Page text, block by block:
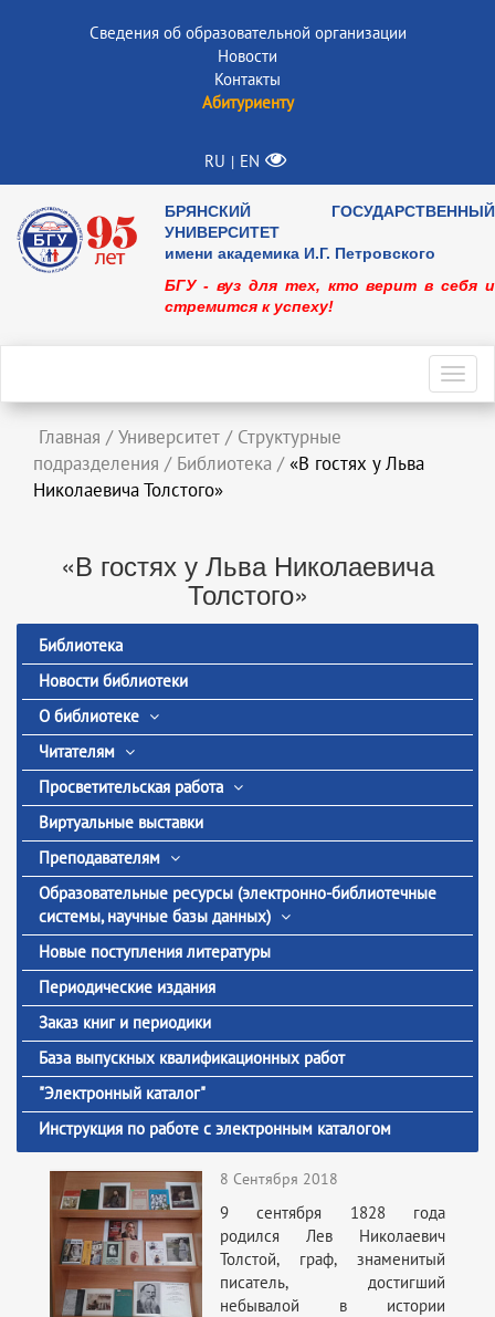
Сведения об образовательной организации
Новости
Контакты
Абитуриенту
RU | EN
БРЯНСКИЙ ГОСУДАРСТВЕННЫЙ
УНИВЕРСИТЕТ
имени академика И.Г. Петровского
БГУ - вуз для тех, кто верит в себя и
стремится к успеху!
Главная / Университет / Структурные
подразделения / Библиотека / «В гостях у Льва
Николаевича Толстого»
«В гостях у Льва Николаевича
Толстого»
Библиотека
Новости библиотеки
О библиотеке
Читателям
Просветительская работа
Виртуальные выставки
Преподавателям
Образовательные ресурсы (электронно-библиотечные
системы, научные базы данных)
Новые поступления литературы
Периодические издания
Заказ книг и периодики
База выпускных квалификационных работ
"Электронный каталог"
Инструкция по работе с электронным каталогом
8 Сентября 2018
9 сентября 1828 года
родился Лев Николаевич
Толстой, граф, знаменитый
писатель, достигший
небывалой в истории